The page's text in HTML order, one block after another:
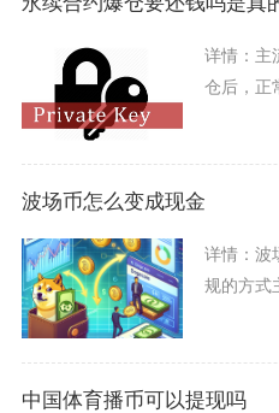
详情： 主
仓后，正
钱，该
波场币怎么变成现金
详情： 波
规的方式
中国体育播币可以提现吗